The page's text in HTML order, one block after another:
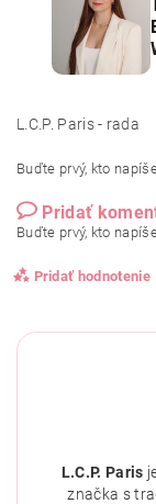
L.C.P. Paris - rada
Buďte prvý, kto
Pridať
Buďte prvý, kto
Pridať hodnotenie
L.C.P. Paris
značka s